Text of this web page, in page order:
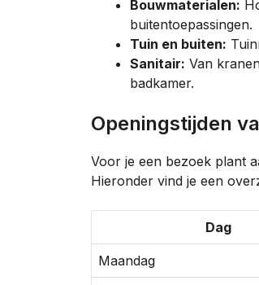
Bouwmaterialen:
buitentoepassingen.
Tuin en buiten:
Sanitair: Van
badkamer.
Openingstijden
Voor je een bezoek plant
Hieronder vind je een
Dag
Maandag